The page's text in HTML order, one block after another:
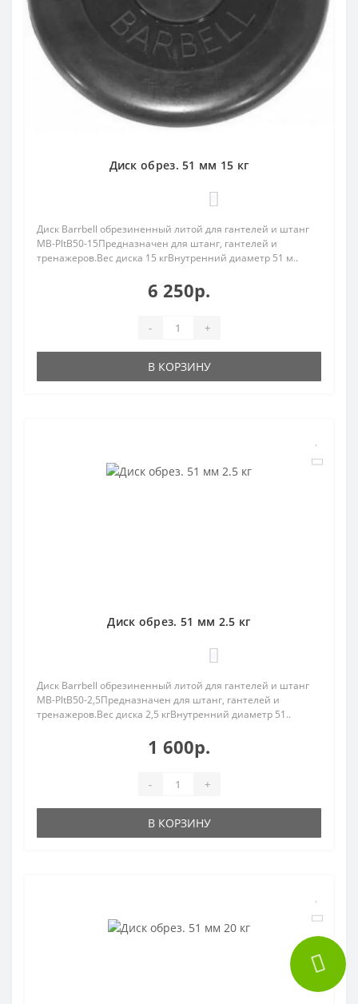
Диск обрез. 51 мм 15 кг
Диск Barrbell обрезиненный литой для гантелей и штанг
MB-PltB50-15Предназначен для штанг, гантелей и
тренажеров.Вес диска 15 кгВнутренний диаметр 51 м..
6 250р.
- +
В КОРЗИНУ
Диск обрез. 51 мм 2.5 кг
Диск Barrbell обрезиненный литой для гантелей и штанг
MB-PltB50-2,5Предназначен для штанг, гантелей и
тренажеров.Вес диска 2,5 кгВнутренний диаметр 51..
1 600р.
- +
В КОРЗИНУ